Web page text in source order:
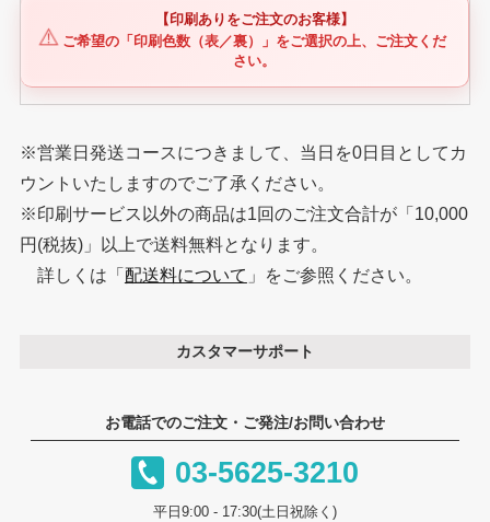
⚠️
【印刷ありをご注文のお客様】
ご希望の「印刷色数（表／裏）」をご選択の上、ご注文くだ
さい。
※営業日発送コースにつきまして、当日を0日目としてカ
ウントいたしますのでご了承ください。
※印刷サービス以外の商品は1回のご注文合計が「10,000
円(税抜)」以上で送料無料となります。
詳しくは「 配送料について 」をご参照ください。
カスタマーサポート
お電話でのご注文・ご発注/お問い合わせ
03-5625-3210
平日9:00 - 17:30(土日祝除く)